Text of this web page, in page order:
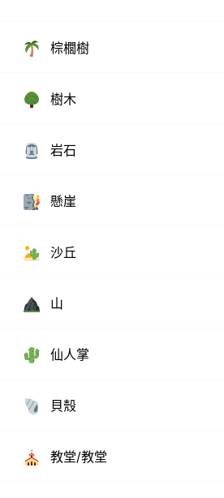
棕櫚樹
樹木
岩石
懸崖
沙丘
山
仙人掌
貝殼
教堂/教堂